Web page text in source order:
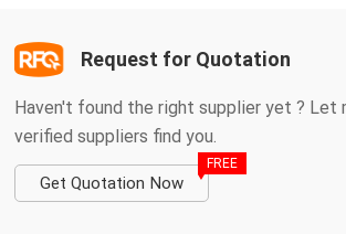
Haven't found the right supplier yet ? Let
verified suppliers find you.
Get Quotation Now
FREE
Request for Quotation